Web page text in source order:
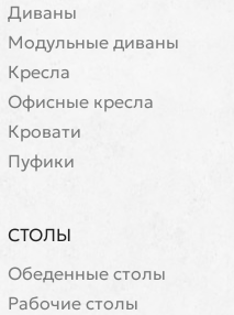
Диваны
Модульные диваны
Кресла
Офисные кресла
Кровати
Пуфики
СТОЛЫ
Обеденные столы
Рабочие столы